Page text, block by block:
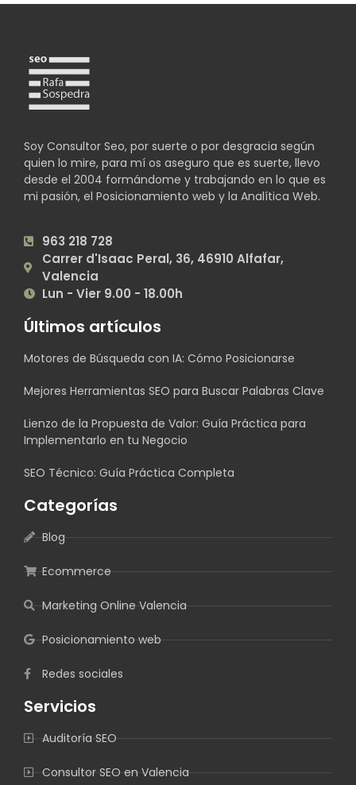
Soy Consultor Seo, por suerte o por desgracia según
quien lo mire, para mí os aseguro que es suerte, llevo
desde el 2004 formándome y trabajando en lo que es
mi pasión, el Posicionamiento web y la Analítica Web.
963 218 728
Carrer d'Isaac Peral, 36, 46910 Alfafar,
Valencia
Lun - Vier 9.00 - 18.00h
Últimos artículos
Motores de Búsqueda con IA: Cómo Posicionarse
Mejores Herramientas SEO para Buscar Palabras Clave
Lienzo de la Propuesta de Valor: Guía Práctica para
Implementarlo en tu Negocio
SEO Técnico: Guía Práctica Completa
Categorías
Blog
Ecommerce
Marketing Online Valencia
Posicionamiento web
Redes sociales
Servicios
Auditoría SEO
Consultor SEO en Valencia